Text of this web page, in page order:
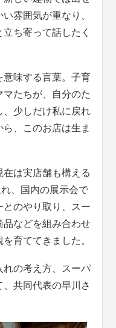
雰囲気が重なり、
ち寄って話したく
意味する言葉。子育
たちが、自分のた
、少しだけ私に戻れ
、このお店は生ま
は実店舗も構える
、国内の展示会で
のやり取り、スー
品などを組み合わせ
育ててきました。
れの考え方、スーパ
共同代表の早川さ